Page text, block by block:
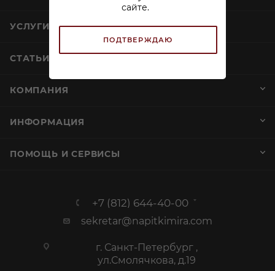
сайте.
ПОДТВЕРЖДАЮ
УСЛУГИ
СТАТЬИ
КОМПАНИЯ
ИНФОРМАЦИЯ
ПОМОЩЬ И СЕРВИСЫ
+7 (812) 644-40-00
sekretar@napitkimira.com
г. Санкт-Петербург ,
ул.Смолячкова, д.19